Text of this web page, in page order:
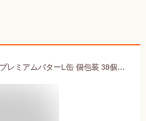
送料無料 ラスク ギフト シベール プレミアムバターL缶 個包装 38個入 38袋 76枚 35個以上 cybele 退職 お菓子 職場 土産 お祝い ギフト 缶入り おすすめ 内祝 お返し お礼 出産 結婚 引越 彼岸 御供 退職 職場 小分け